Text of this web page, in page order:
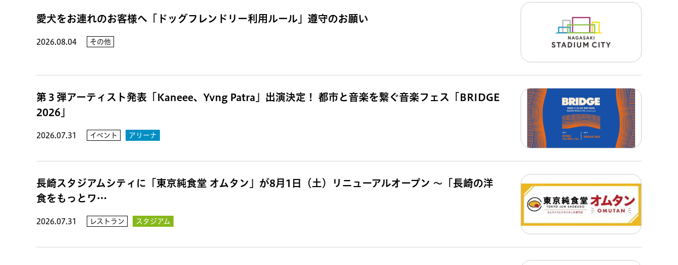
愛犬をお連れのお客様へ「ドッグフレンドリー利用ルール」遵守のお願い
2026.08.04 その他
第３弾アーティスト発表「Kaneee、Yvng Patra」出演決定！ 都市と音楽を繋ぐ音楽フェス「BRIDGE
2026」
2026.07.31 イベント アリーナ
長崎スタジアムシティに「東京純食堂 オムタン」が8月1日（土）リニューアルオープン 〜「長崎の洋
食をもっとワ…
2026.07.31 レストラン スタジアム